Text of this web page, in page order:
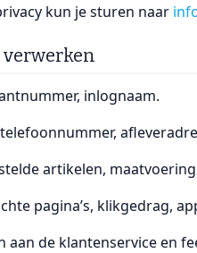
kun je sturen naar
verwerken
inlognaam.
artikelen,
pagina’s, klikgedrag,
aan de klantenservice en